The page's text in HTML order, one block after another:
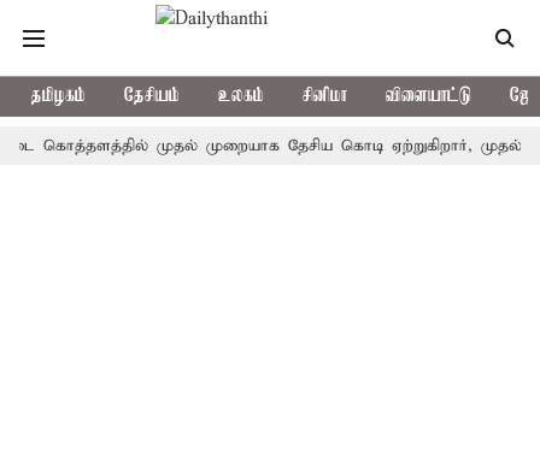
தமிழகம் தேசியம் உலகம் சினிமா விளையாட்டு
முதல் முறையாக தேசிய கொடி ஏற்றுகிறார், முதல்-